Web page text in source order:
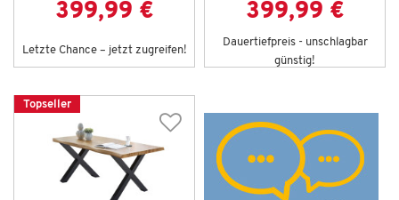
399,99 €
Letzte Chance – jetzt zugreifen!
399,99 €
Dauertiefpreis - unschlagbar
günstig!
Topseller